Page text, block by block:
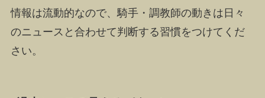
情報は流動的なので、騎手・調教師の動きは日々
のニュースと合わせて判断する習慣をつけてくだ
さい。